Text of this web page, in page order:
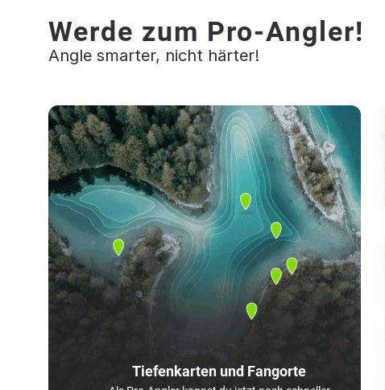
Werde zum Pro-Angler!
Angle smarter, nicht härter!
Tiefenkarten und Fangorte